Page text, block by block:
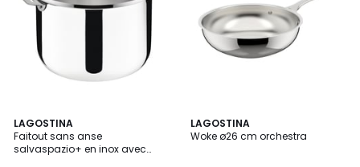
LAGOSTINA
Faitout sans anse
salvaspazio+ en inox avec
LAGOSTINA
Woke ø26 cm orchestra